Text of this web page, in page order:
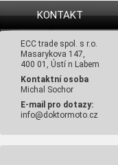
KONTAKT
ECC trade spol. s r.o.
Masarykova 147,
400 01, Ústí n Labem
Kontaktní osoba
Michal Sochor
E-mail pro dotazy:
info@doktormoto.cz